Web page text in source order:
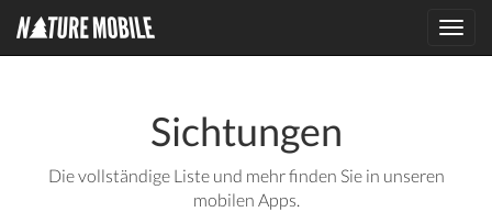
Sichtungen
Die vollständige Liste und mehr finden Sie in unseren
mobilen Apps.